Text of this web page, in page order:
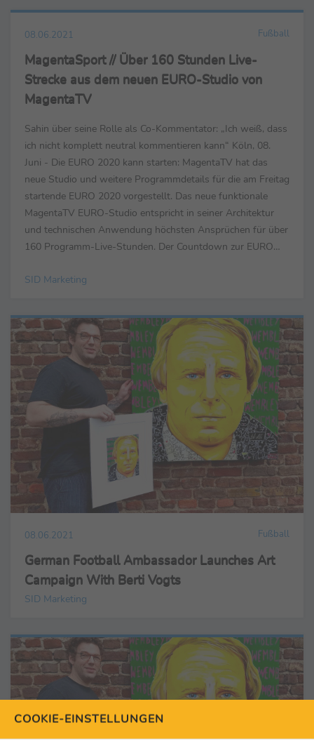
08.06.2021 Fußball
MagentaSport // Über 160 Stunden Live-
Strecke aus dem neuen EURO-Studio von
MagentaTV
Sahin über seine Rolle als Co-Kommentator: „Ich weiß, dass
ich nicht komplett neutral kommentieren kann“ Köln, 08.
Juni - Die EURO 2020 kann starten: MagentaTV hat das
neue Studio und weitere Programmdetails für die am Freitag
startende EURO 2020 vorgestellt. Das neue funktionale
MagentaTV EURO-Studio entspricht in seiner Architektur
und technischen Anwendung höchsten Ansprüchen für über
160 Programm-Live-Stunden. Der Countdown zur EURO
SID Marketing
08.06.2021 Fußball
German Football Ambassador Launches Art
Campaign With Berti Vogts
SID Marketing
COOKIE-EINSTELLUNGEN